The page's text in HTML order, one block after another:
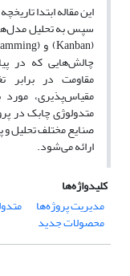
این مقاله ابتدا
چالش‌هایی که در
مقاومت در برابر
مقیاس‌پذیری،
متدولوژی چابک در
صنایع مختلف تحلیل و
ارائه می‌شود.
کلیدواژه‌ها
مدیریت پروژه‌ها
محصولات جدید